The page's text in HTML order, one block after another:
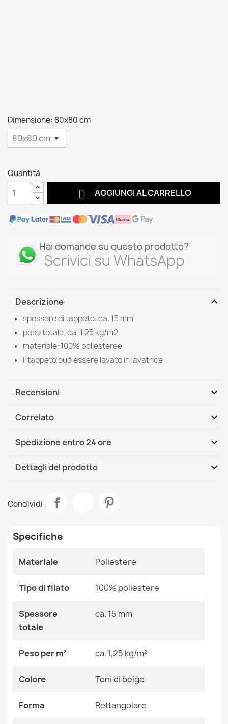
Dimensione: 80x80 cm
Quantità
 AGGIUNGI AL CARRELLO
Hai domande su questo prodotto?
Scrivici su WhatsApp
Descrizione expand_more
spessore di tappeto: ca. 15 mm
peso totale: ca. 1,25 kg/m2
materiale: 100% poliesteree
Il tappeto può essere lavato in lavatrice
Recensioni expand_more
Correlato expand_more
Tappeto SHAPE Shaggy Stella - beige peluche,
antiscivolo, lavabile
Tappeto SHAPE Shaggy Stella - grigio peluche,
Tappeto SHAPE Shaggy Farfalla - blu peluche,
28,90 €
Spedizione entro 24 ore expand_more
DHL / GLS International
Dettagli del prodotto expand_more
Forma
Riferimenti Specifici
Condividi
Specifiche
Materiale Poliestere
Tipo di filato 100% poliestere
Spessore
totale
ca. 15 mm
Peso per m² ca. 1,25 kg/m²
Colore Toni di beige
Forma Rettangolare